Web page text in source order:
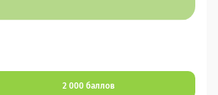
2 000 баллов